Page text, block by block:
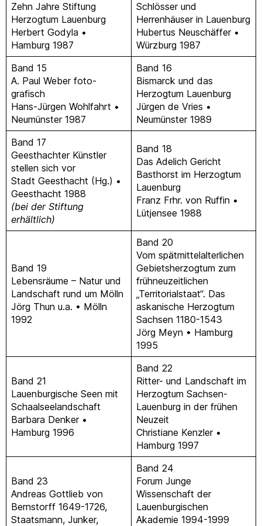
Zehn Jahre Stiftung
Herzogtum Lauenburg
Herbert Godyla •
Hamburg 1987
Schlösser und
Herrenhäuser in Lauenburg
Hubertus Neuschäffer •
Würzburg 1987
Band 15
A. Paul Weber foto-
grafisch
Hans-Jürgen Wohlfahrt •
Neumünster 1987
Band 16
Bismarck und das
Herzogtum Lauenburg
Jürgen de Vries •
Neumünster 1989
Band 17
Geesthachter Künstler
stellen sich vor
Stadt Geesthacht (Hg.) •
Geesthacht 1988
(bei der Stiftung
erhältlich)
Band 18
Das Adelich Gericht
Basthorst im Herzogtum
Lauenburg
Franz Frhr. von Ruffin •
Lütjensee 1988
Band 19
Lebensräume – Natur und
Landschaft rund um Mölln
Jörg Thun u.a. • Mölln
1992
Band 20
Vom spätmittelalterlichen
Gebietsherzogtum zum
frühneuzeitlichen
„Territorialstaat“. Das
askanische Herzogtum
Sachsen 1180-1543
Jörg Meyn • Hamburg
1995
Band 21
Lauenburgische Seen mit
Schaalseelandschaft
Barbara Denker •
Hamburg 1996
Band 22
Ritter- und Landschaft im
Herzogtum Sachsen-
Lauenburg in der frühen
Neuzeit
Christiane Kenzler •
Hamburg 1997
Band 23
Andreas Gottlieb von
Bernstorff 1649-1726,
Staatsmann, Junker,
Band 24
Forum Junge
Wissenschaft der
Lauenburgischen
Akademie 1994-1999